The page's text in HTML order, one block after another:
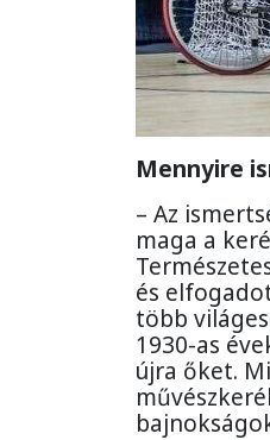
Mennyire
– Az
maga a
és
több
1930-as
újra őket.